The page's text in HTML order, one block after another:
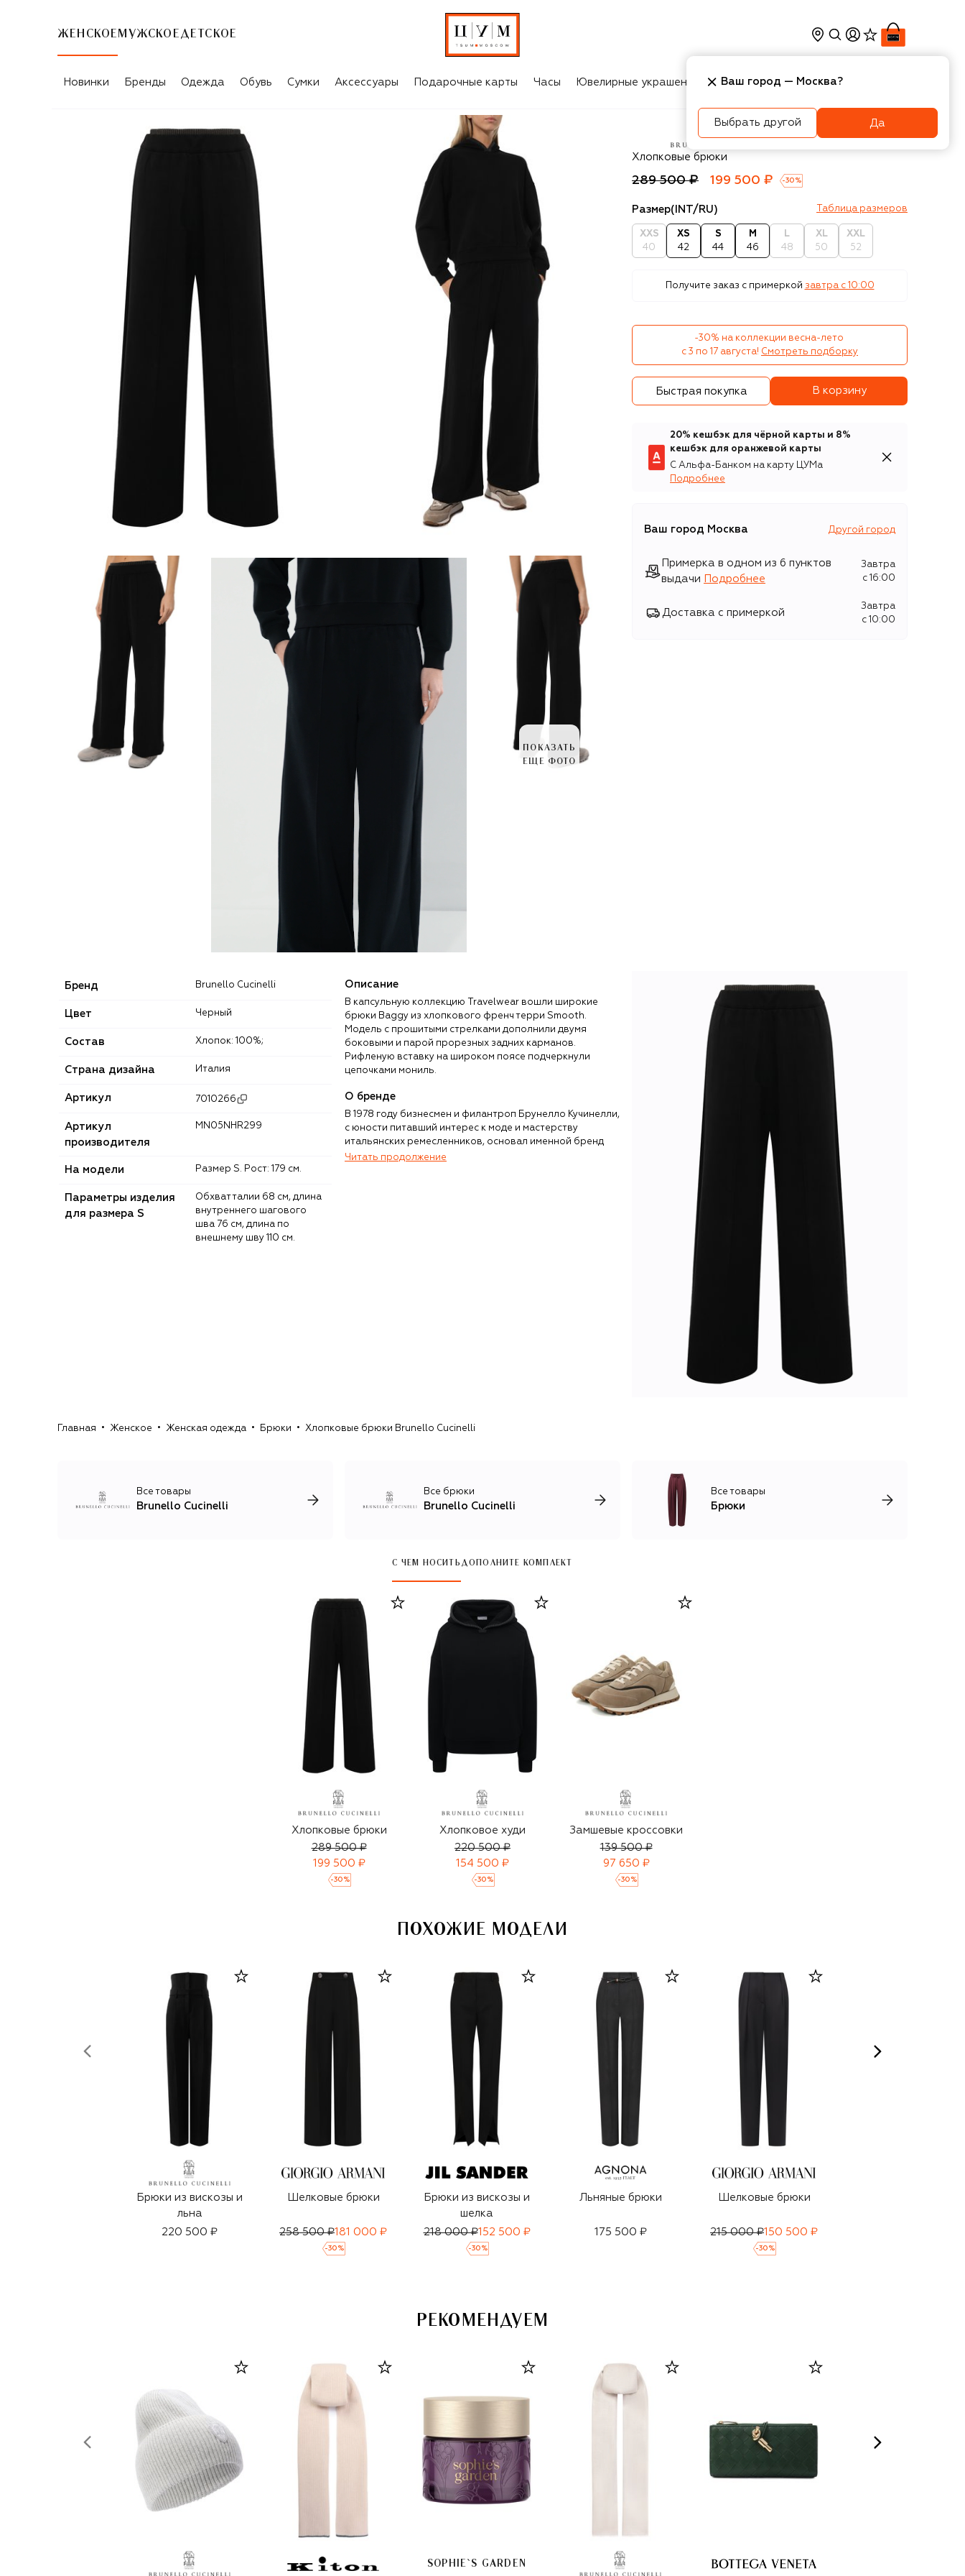
ЖЕНСКОЕ МУЖСКОЕ ДЕТСКОЕ
Новинки Бренды Одежда Обувь Сумки Аксессуары Подарочные карты Часы Ювелирные украшения Косметика Интерьер
ПОКАЗАТЬ
ЕЩЕ ФОТО
Brunello Cucinelli
Хлопковые брюки
289 500 ₽ 199 500 ₽ -30 %
Размер(INT/RU) Таблица размеров
XXS
40
XS
42
S
44
M
46
L
48
XL
50
XXL
52
Получите заказ с примеркой завтра c 10:00
-30% на коллекции весна-лето
с 3 по 17 августа! Смотреть подборку
Быстрая покупка В корзину
20% кешбэк для чёрной карты и 8%
кешбэк для оранжевой карты
С Альфа-Банком на карту ЦУМа
Подробнее
Ваш город Москва Другой город
Примерка в одном из 6 пунктов
выдачи
Подробнее
Завтра
c 16:00
Доставка с примеркой
Завтра
c 10:00
Бренд Brunello Cucinelli
Цвет Черный
Состав Хлопок: 100%;
Страна дизайна Италия
Артикул 7010266
Артикул
производителя
MN05NHR299
На модели Размер S. Рост: 179 см.
Параметры изделия
для размера S
Обхват талии 68 см, длина
внутреннего шагового
шва 76 см, длина по
внешнему шву 110 см.
Описание
В капсульную коллекцию Travelwear вошли широкие
брюки Baggy из хлопкового френч терри Smooth.
Модель с прошитыми стрелками дополнили двумя
боковыми и парой прорезных задних карманов.
Рифленую вставку на широком поясе подчеркнули
цепочками мониль.
О бренде
В 1978 году бизнесмен и филантроп Брунелло Кучинелли,
с юности питавший интерес к моде и мастерству
итальянских ремесленников, основал именной бренд
одежды из кашемира. Переломный момент в истории
бленды для создания трикотажа — смесовую пряжу,
домашний текстиль и предметы декора, одежду и
аксессуары для мужчин и женщин в стиле smart casual и
Читать продолжение
Главная Женское Женская одежда Брюки Хлопковые брюки Brunello Cucinelli
Все товары
Brunello Cucinelli
Все брюки
Brunello Cucinelli
Все товары
Брюки
С ЧЕМ НОСИТЬ ДОПОЛНИТЕ КОМПЛЕКТ
Хлопковые брюки
289 500 ₽
199 500 ₽
-30 %
Хлопковое худи
220 500 ₽
154 500 ₽
-30 %
Замшевые кроссовки
139 500 ₽
97 650 ₽
-30 %
ПОХОЖИЕ МОДЕЛИ
Брюки из вискозы и
льна
220 500 ₽
Шелковые брюки
258 500 ₽181 000 ₽
-30 %
Брюки из вискозы и
шелка
218 000 ₽152 500 ₽
-30 %
Льняные брюки
175 500 ₽
Шелковые брюки
215 000 ₽150 500 ₽
-30 %
РЕКОМЕНДУЕМ
SOPHIE`S GARDEN
Ваш город — Москва?
Выбрать другой Да